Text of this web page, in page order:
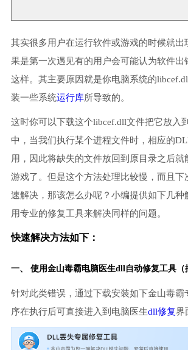
其实很多用户在运行软件或游戏的时候就出
果是第一次遇见有的用户会可能认为软件出
这样。其主要原因就是你电脑系统的
装一些系统运行库所导致的。
这时你可以下载这个libcef.dll文件把它放入
中，当我们执行某个进程文件时，相应的
用，因此将缺失的文件放回到原目录之后就
游戏了。但是这个方法处理比较慢，而且下
速解决，那该怎么办呢？小编提供如下几种
用专业的修复工具来解决同样的问题。
快速解决方法如下：
一、 使用金山毒霸电脑医生dll自动修复工具（
针对此类错误，通过下载安装如下金山毒霸
序在执行后可直接进入到电脑医生dll修复界